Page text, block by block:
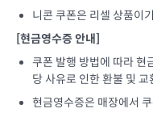
니콘 쿠폰은 리셀 상품이
[현금영수증 안내]
쿠폰 발행 방법에 따라 현
당 사유로 인한 환불 및
현금영수증은 매장에서